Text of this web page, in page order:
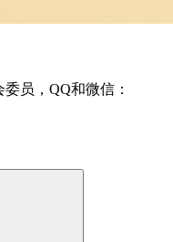
员，QQ和微信：